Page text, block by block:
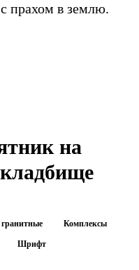
прахом в землю.
на
Комплексы
Шрифт